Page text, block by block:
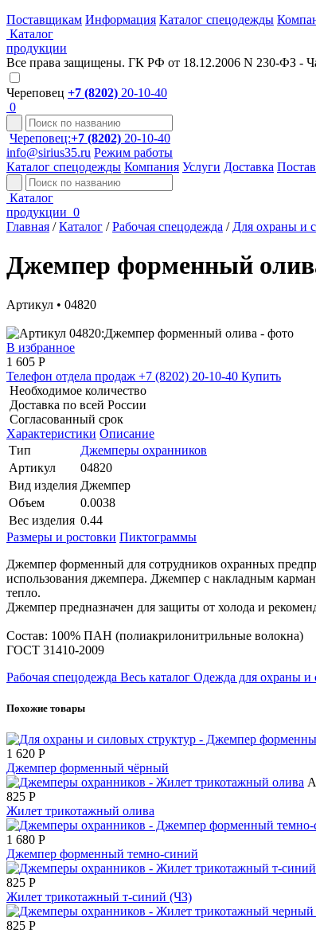
Поставщикам Информация Каталог спецодежды
Каталог
продукции
Все права защищены. ГК РФ от 18.12.2006 N 230-ФЗ -
Череповец +7 (8202) 20-10-40
0
Череповец:+7 (8202) 20-10-40
info@sirius35.ru Режим работы
Каталог спецодежды Компания Услуги Доставка
Каталог
продукции 0
Главная / Каталог / Рабочая спецодежда / Для охраны и
Джемпер форменный
Артикул • 04820
В избранное
1 605 Р
Телефон отдела продаж +7 (8202) 20-10-40 Купить
Необходимое количество
Доставка по всей России
Согласованный срок
Характеристики Описание
Тип
Джемперы охранников
Артикул
04820
Вид изделия Джемпер
Объем
0.0038
Вес изделия 0.44
Размеры и ростовки Пиктограммы
Джемпер форменный для сотрудников охранных
использования джемпера. Джемпер с накладным
тепло.
Джемпер предназначен для защиты от холода и
Состав: 100% ПАН (полиакрилонитрильные волокна)
ГОСТ 31410-2009
Рабочая спецодежда Весь каталог Одежда для охраны и
Похожие товары
1 620 Р
Джемпер форменный чёрный
825 Р
Жилет трикотажный олива
1 680 Р
Джемпер форменный темно-синий
825 Р
Жилет трикотажный т-синий (ЧЗ)
825 Р